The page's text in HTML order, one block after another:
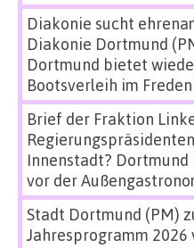
Diakonie sucht
Diakonie Dortmund
Dortmund bietet
Bootsverleih im
Brief der Fraktion
Regierungspräsidenten
Innenstadt?
vor der
Stadt Dortmund (PM)
Jahresprogramm 2026